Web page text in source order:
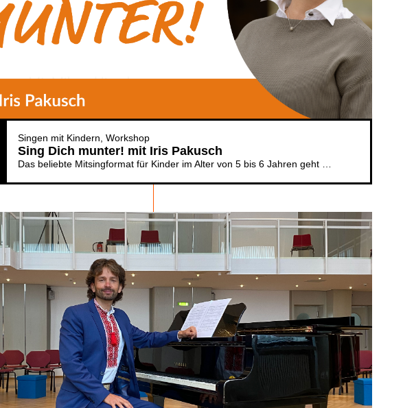
Singen mit Kindern Workshop
Sing Dich munter! mit Iris Pakusch
Das beliebte Mitsingformat für Kinder im Alter von 5 bis 6 Jahren geht weiter